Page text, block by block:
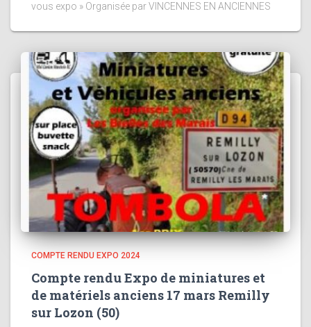
vous expo » Organisée par VINCENNES EN ANCIENNES
COMPTE RENDU EXPO 2024
Compte rendu Expo de miniatures et
de matériels anciens 17 mars Remilly
sur Lozon (50)